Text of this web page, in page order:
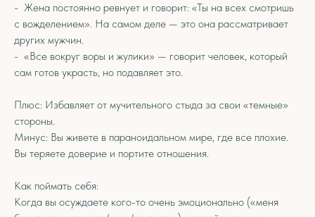
- Жена постоянно ревнует и говорит: «Ты на всех смотришь
с вожделением». На самом деле — это она рассматривает
других мужчин.
- «Все вокруг воры и жулики» — говорит человек, который
сам готов украсть, но подавляет это.
Плюс: Избавляет от мучительного стыда за свои «темные»
стороны.
Минус: Вы живете в параноидальном мире, где все плохие.
Вы теряете доверие и портите отношения.
Как поймать себя:
Когда вы осуждаете кого-то очень эмоционально («меня